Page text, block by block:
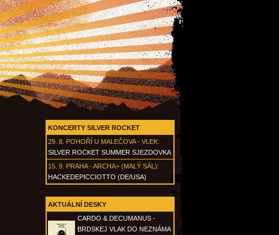
KONCERTY SILVER ROCKET
29. 8. POHOŘÍ U MALEČOVA - VLEK:
SILVER ROCKET SUMMER SJEZDOVKA
15. 9. PRAHA - ARCHA+ (MALÝ SÁL):
HACKEDEPICCIOTTO (DE/USA)
AKTUÁLNÍ DESKY
CARDO & DECUMANUS -
BRDSKEJ VLAK DO NEZNÁMA